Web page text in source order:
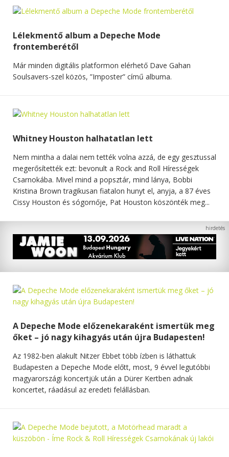
Lélekmentő album a Depeche Mode
frontemberétől
Már minden digitális platformon elérhető Dave Gahan
Soulsavers-szel közös, ”Imposter” című albuma.
Whitney Houston halhatatlan lett
Nem mintha a dalai nem tették volna azzá, de egy gesztussal
megerősítették ezt: bevonult a Rock and Roll Hírességek
Csarnokába. Mivel mind a popsztár, mind lánya, Bobbi
Kristina Brown tragikusan fiatalon hunyt el, anyja, a 87 éves
Cissy Houston és sógornője, Pat Houston köszönték meg...
A Depeche Mode előzenekaraként ismertük meg
őket – jó nagy kihagyás után újra Budapesten!
Az 1982-ben alakult Nitzer Ebbet több ízben is láthattuk
Budapesten a Depeche Mode előtt, most, 9 évvel legutóbbi
magyarországi koncertjük után a Dürer Kertben adnak
koncertet, ráadásul az eredeti felállásban.